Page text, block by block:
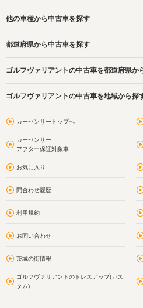
他の車種から中古車を探す
都道府県から中古車を探す
ゴルフヴァリアントの中古車を都道府県か
ゴルフヴァリアントの中古車を地域から探
カーセンサートップへ
カーセンサー
アフター保証対象車
お気に入り
問合わせ履歴
利用規約
お問い合わせ
茨城の街情報
ゴルフヴァリアントのドレスアップ(カス
タム)